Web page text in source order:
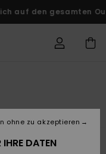
auf den gesamten
1
IHRE DATEN
ohne zu akzeptieren